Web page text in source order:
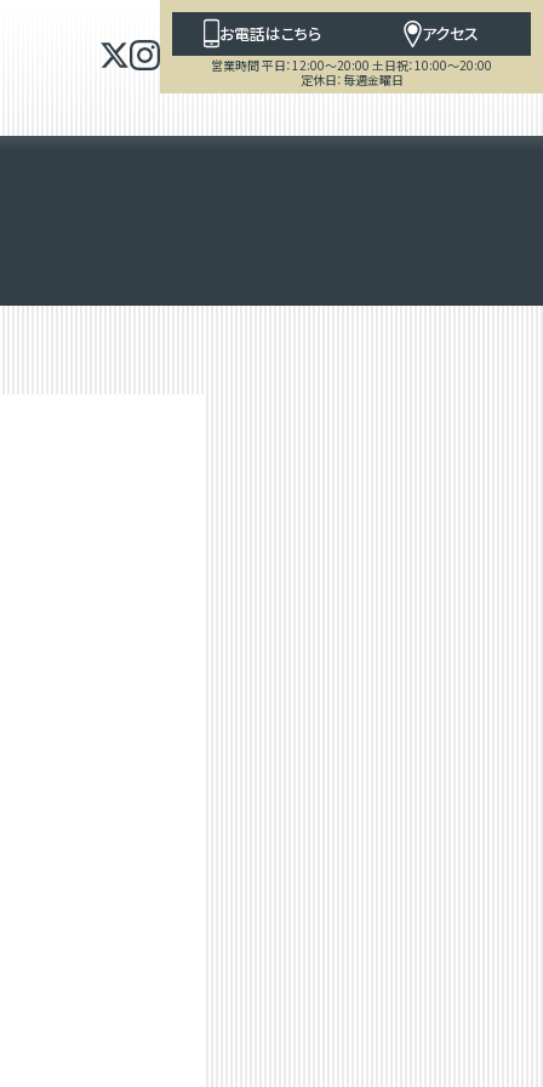
お電話はこちら アクセス
営業時間 平日：12:00～20:00 土日祝：10:00～20:00
定休日：毎週金曜日